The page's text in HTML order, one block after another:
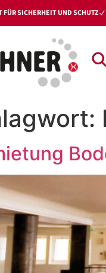
FÜR SICHERHEIT UND SCHUTZ